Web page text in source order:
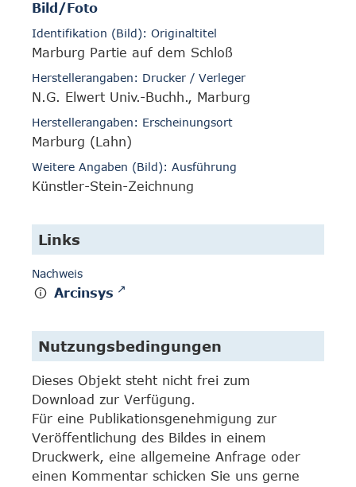
Bild/Foto
Identifikation (Bild): Originaltitel
Marburg Partie auf dem Schloß
Herstellerangaben: Drucker / Verleger
N.G. Elwert Univ.-Buchh., Marburg
Herstellerangaben: Erscheinungsort
Marburg (Lahn)
Weitere Angaben (Bild): Ausführung
Künstler-Stein-Zeichnung
Links
Nachweis
Arcinsys
Nutzungsbedingungen
Dieses Objekt steht nicht frei zum
Download zur Verfügung.
Für eine Publikationsgenehmigung zur
Veröffentlichung des Bildes in einem
Druckwerk, eine allgemeine Anfrage oder
einen Kommentar schicken Sie uns gerne